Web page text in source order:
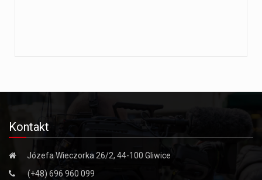
Kontakt
Józefa Wieczorka 26/2, 44-100 Gliwice
(+48) 696 960 099